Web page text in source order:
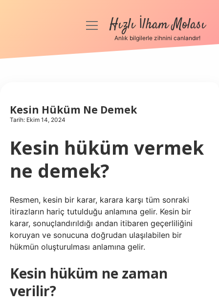
Anasayfa
Hakkımızda
menüyüHızlı İlham Molası
Anlık bilgilerle zihnini canlandır!
Kesin Hüküm Ne Demek
Tarih: Ekim 14, 2024
Kesin hüküm vermek
ne demek?
Resmen, kesin bir karar, karara karşı tüm sonraki
itirazların hariç tutulduğu anlamına gelir. Kesin bir
karar, sonuçlandırıldığı andan itibaren geçerliliğini
koruyan ve sonucuna doğrudan ulaşılabilen bir
hükmün oluşturulması anlamına gelir.
Kesin hüküm ne zaman
verilir?